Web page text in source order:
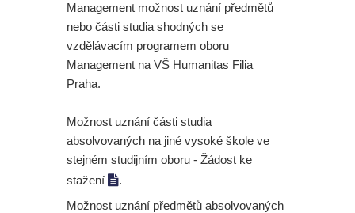
Management možnost uznání předmětů
nebo části studia shodných se
vzdělávacím programem oboru
Management na VŠ Humanitas Filia
Praha.
Možnost uznání části studia
absolvovaných na jiné vysoké škole ve
stejném studijním oboru - Žádost ke
stažení .
Možnost uznání předmětů absolvovaných